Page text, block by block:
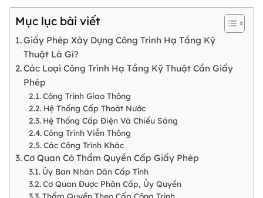
Mục lục bài viết
Giấy Phép Xây Dựng Công Trình Hạ Tầng Kỹ
Thuật Là Gì?
Các Loại Công Trình Hạ Tầng Kỹ Thuật Cần Giấy
Phép
Công Trình Giao Thông
Hệ Thống Cấp Thoát Nước
Hệ Thống Cấp Điện Và Chiếu Sáng
Công Trình Viễn Thông
Các Công Trình Khác
Cơ Quan Có Thẩm Quyền Cấp Giấy Phép
Ủy Ban Nhân Dân Cấp Tỉnh
Cơ Quan Được Phân Cấp, Ủy Quyền
Thẩm Quyền Theo Cấp Công Trình